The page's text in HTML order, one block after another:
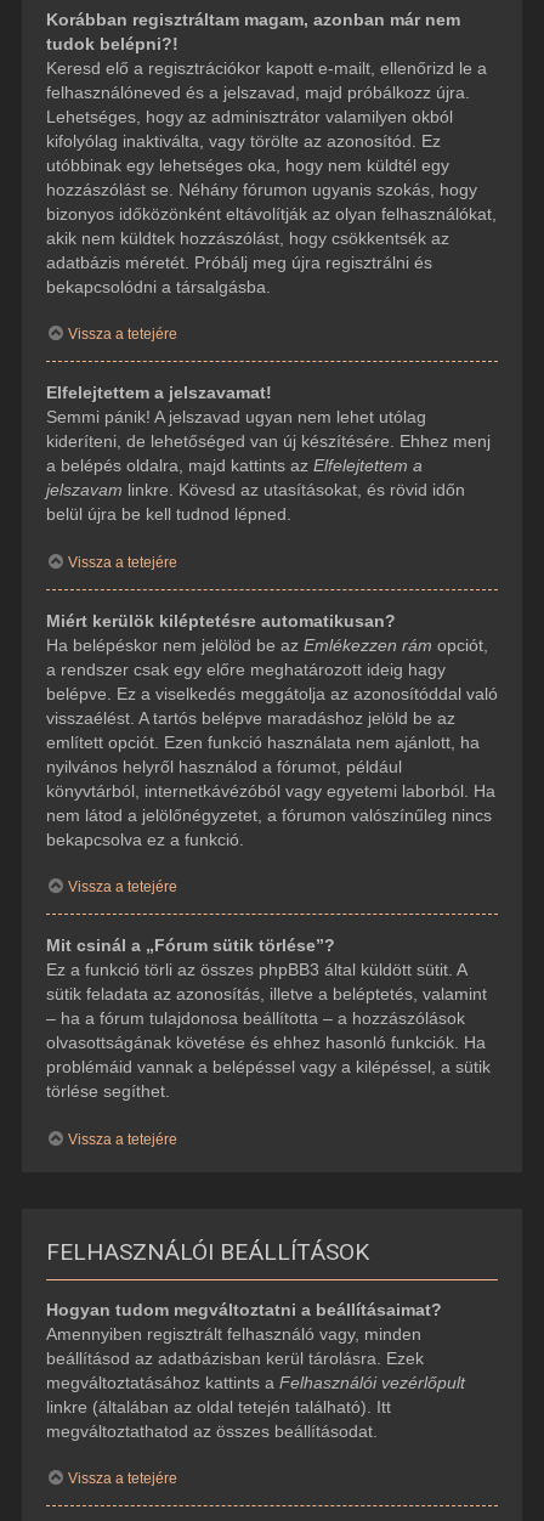
Korábban regisztráltam magam, azonban már nem
tudok belépni?!
Keresd elő a regisztrációkor kapott e-mailt, ellenőrizd le a
felhasználóneved és a jelszavad, majd próbálkozz újra.
Lehetséges, hogy az adminisztrátor valamilyen okból
kifolyólag inaktiválta, vagy törölte az azonosítód. Ez
utóbbinak egy lehetséges oka, hogy nem küldtél egy
hozzászólást se. Néhány fórumon ugyanis szokás, hogy
bizonyos időközönként eltávolítják az olyan felhasználókat,
akik nem küldtek hozzászólást, hogy csökkentsék az
adatbázis méretét. Próbálj meg újra regisztrálni és
bekapcsolódni a társalgásba.
Vissza a tetejére
Elfelejtettem a jelszavamat!
Semmi pánik! A jelszavad ugyan nem lehet utólag
kideríteni, de lehetőséged van új készítésére. Ehhez menj
a belépés oldalra, majd kattints az Elfelejtettem a
jelszavam linkre. Kövesd az utasításokat, és rövid időn
belül újra be kell tudnod lépned.
Vissza a tetejére
Miért kerülök kiléptetésre automatikusan?
Ha belépéskor nem jelölöd be az Emlékezzen rám opciót,
a rendszer csak egy előre meghatározott ideig hagy
belépve. Ez a viselkedés meggátolja az azonosítóddal való
visszaélést. A tartós belépve maradáshoz jelöld be az
említett opciót. Ezen funkció használata nem ajánlott, ha
nyilvános helyről használod a fórumot, például
könyvtárból, internetkávézóból vagy egyetemi laborból. Ha
nem látod a jelölőnégyzetet, a fórumon valószínűleg nincs
bekapcsolva ez a funkció.
Vissza a tetejére
Mit csinál a „Fórum sütik törlése”?
Ez a funkció törli az összes phpBB3 által küldött sütit. A
sütik feladata az azonosítás, illetve a beléptetés, valamint
– ha a fórum tulajdonosa beállította – a hozzászólások
olvasottságának követése és ehhez hasonló funkciók. Ha
problémáid vannak a belépéssel vagy a kilépéssel, a sütik
törlése segíthet.
Vissza a tetejére
FELHASZNÁLÓI BEÁLLÍTÁSOK
Hogyan tudom megváltoztatni a beállításaimat?
Amennyiben regisztrált felhasználó vagy, minden
beállításod az adatbázisban kerül tárolásra. Ezek
megváltoztatásához kattints a Felhasználói vezérlőpult
linkre (általában az oldal tetején található). Itt
megváltoztathatod az összes beállításodat.
Vissza a tetejére